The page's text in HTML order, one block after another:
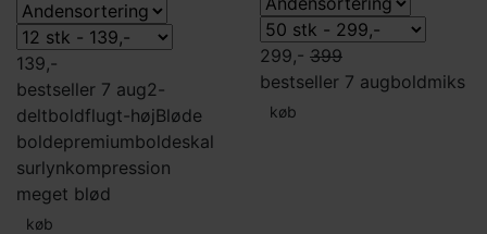
139,-
bestseller 7 aug2-
deltboldflugt-højBløde
boldepremiumboldeskal
surlynkompression
meget blød
køb
299,- 399
bestseller 7 augboldmiks
køb